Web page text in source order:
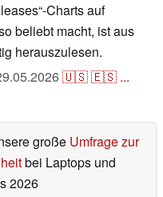
Charts auf
beliebt macht, ist aus
herauszulesen.
🇺🇸🇪🇸 ...
große Umfrage zur
bei Laptops und
2026